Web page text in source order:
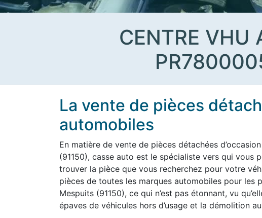
CENTRE VHU
La vente de pièces
automobiles
En matière de vente de pièces détachées
(91150), casse auto est le spécialiste vers qui vous
trouver la pièce que vous recherchez pour votre
pièces de toutes les marques automobiles pour les
Mespuits (91150), ce qui n’est pas étonnant, vu
épaves de véhicules hors d’usage et la démolition